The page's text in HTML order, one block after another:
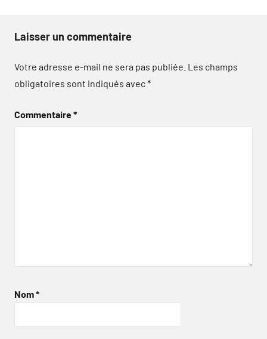
Laisser un commentaire
Votre adresse e-mail ne sera pas publiée. Les champs
obligatoires sont indiqués avec*
Commentaire*
Nom*